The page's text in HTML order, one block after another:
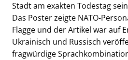
Stadt am exakten Todestag
Das Poster zeigte NATO-
Flagge und der Artikel war auf
Ukrainisch und Russisch
fragwürdige